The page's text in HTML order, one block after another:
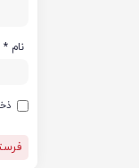
نام *